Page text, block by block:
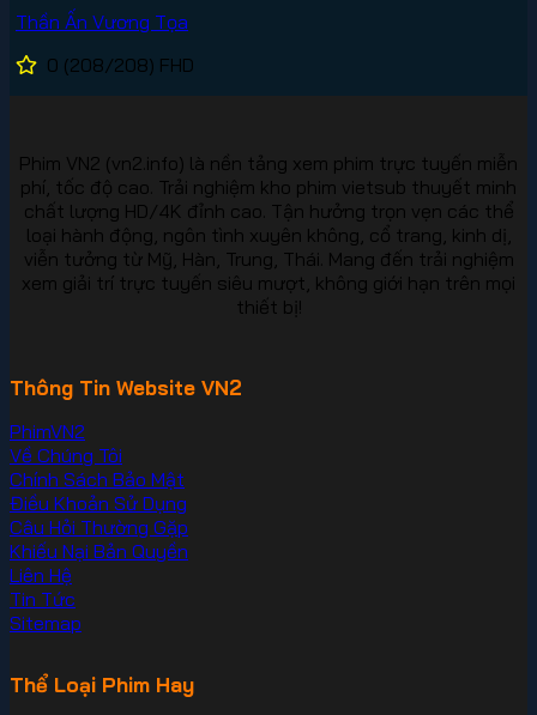
Thần Ấn Vương Tọa
0 (208/208) FHD
Phim VN2 (vn2.info) là nền tảng xem phim trực tuyến miễn
phí, tốc độ cao. Trải nghiệm kho phim vietsub thuyết minh
chất lượng HD/4K đỉnh cao. Tận hưởng trọn vẹn các thể
loại hành động, ngôn tình xuyên không, cổ trang, kinh dị,
viễn tưởng từ Mỹ, Hàn, Trung, Thái. Mang đến trải nghiệm
xem giải trí trực tuyến siêu mượt, không giới hạn trên mọi
thiết bị!
Thông Tin Website VN2
PhimVN2
Về Chúng Tôi
Chính Sách Bảo Mật
Điều Khoản Sử Dụng
Câu Hỏi Thường Gặp
Khiếu Nại Bản Quyền
Liên Hệ
Tin Tức
Sitemap
Thể Loại Phim Hay